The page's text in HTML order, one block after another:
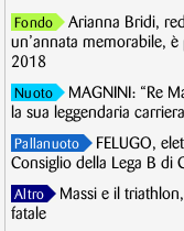
Fondo
Arianna Bridi,
un’annata memorabile, è
2018
Nuoto
MAGNINI: “Re
la sua leggendaria carriera
Pallanuoto
FELUGO,
Consiglio della Lega B di
Altro
Massi e il
fatale